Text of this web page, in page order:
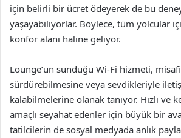
için belirli bir ücret ödeyerek de bu
yaşayabiliyorlar. Böylece, tüm yolcular
konfor alanı haline geliyor.
Lounge’un sunduğu Wi-Fi hizmeti,
sürdürebilmesine veya sevdikleriyle
kalabilmelerine olanak tanıyor. Hızlı ve
amaçlı seyahat edenler için büyük bir
tatilcilerin de sosyal medyada anlık